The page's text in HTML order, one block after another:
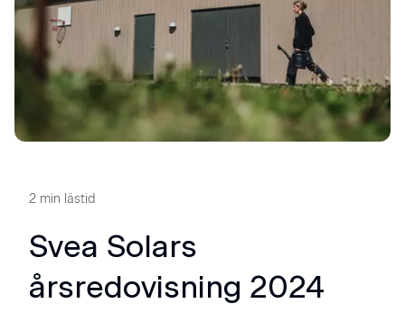
2 min lästid
Svea Solars
årsredovisning 2024